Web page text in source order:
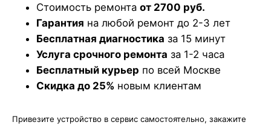
Стоимость ремонта от 2700 руб.
Гарантия на любой ремонт до 2-3 лет
Бесплатная диагностика за 15 минут
Услуга срочного ремонта за 1-2 часа
Бесплатный курьер по всей Москве
Скидка до 25% новым клиентам
Привезите устройство в сервис самостоятельно, закажите